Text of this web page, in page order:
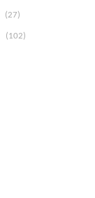
(27)
(102)